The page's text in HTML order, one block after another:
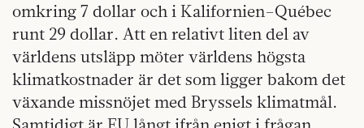
omkring 7 dollar och i Kalifornien–Québec
runt 29 dollar. Att en relativt liten del av
världens utsläpp möter världens högsta
klimatkostnader är det som ligger bakom det
växande missnöjet med Bryssels klimatmål.